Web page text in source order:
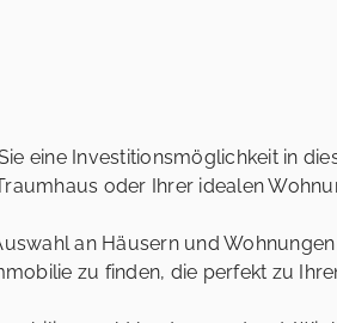
eine Investitionsmöglichkeit in
oder Ihrer idealen
an Häusern und
zu finden, die perfekt zu